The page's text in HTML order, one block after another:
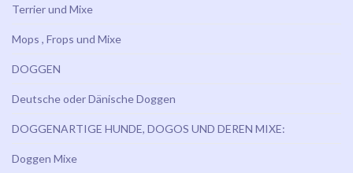
Terrier und Mixe
Mops , Frops und Mixe
DOGGEN
Deutsche oder Dänische Doggen
DOGGENARTIGE HUNDE, DOGOS UND DEREN MIXE:
Doggen Mixe